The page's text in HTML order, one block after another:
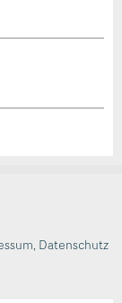
der E-Mail
, Datenschutz